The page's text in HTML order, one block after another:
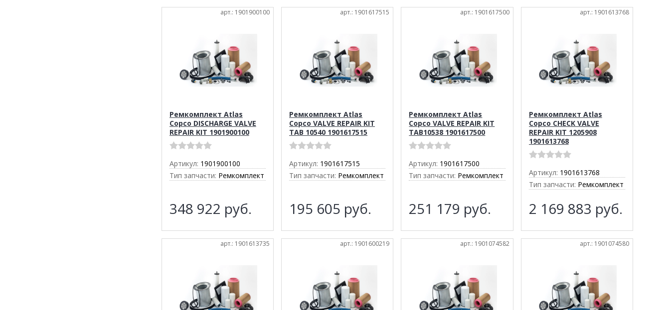
арт.: 1901900100
Ремкомплект Atlas
Copco DISCHARGE VALVE
REPAIR KIT 1901900100
Артикул: 1901900100
Тип запчасти: Ремкомплект
348 922 руб.
арт.: 1901617515
Ремкомплект Atlas
Copco VALVE REPAIR KIT
TAB 10540 1901617515
Артикул: 1901617515
Тип запчасти: Ремкомплект
195 605 руб.
арт.: 1901617500
Ремкомплект Atlas
Copco VALVE REPAIR KIT
TAB10538 1901617500
Артикул: 1901617500
Тип запчасти: Ремкомплект
251 179 руб.
арт.: 1901613768
Ремкомплект Atlas
Copco CHECK VALVE
REPAIR KIT 1205908
1901613768
Артикул: 1901613768
Тип запчасти: Ремкомплект
2 169 883 руб.
арт.: 1901613735 арт.: 1901600219 арт.: 1901074582 арт.: 1901074580